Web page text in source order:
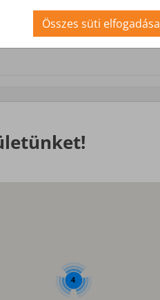
egyedi szolgáltatások
4
Összes süti elfogadása